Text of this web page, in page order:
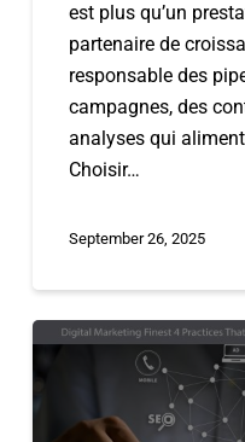
est plus qu’un
partenaire de
responsable des
campagnes, des
analyses qui
Choisir…
September 26, 2025
meilleures
pratiques